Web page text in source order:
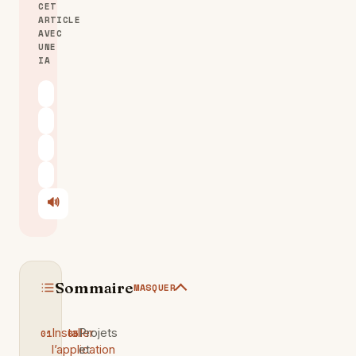
CET
ARTICLE
AVEC
UNE
IA
ChatGPT
Claude
Perplexity
Le Chat
🔊
Écouter
SommaireMASQUER
Installer
l’application
Projets
et